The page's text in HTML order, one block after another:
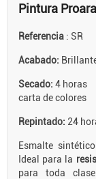
Pintura
Referencia : SR
Acabado:
Secado:4
carta de colores
Repintado: 24
Esmalte
Ideal para la
para toda